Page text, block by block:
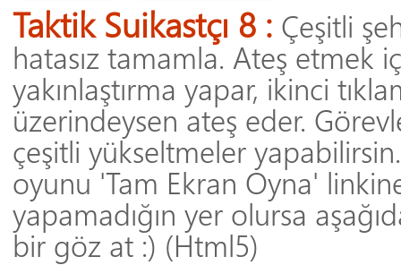
Taktik Suikastçı 8 : Çeşitli
hatasız tamamla. Ateş etmek
yakınlaştırma yapar, ikinci
üzerindeysen ateş eder.
çeşitli yükseltmeler yapabilirsin.
oyunu 'Tam Ekran Oyna'
yapamadığın yer olursa
bir göz at :) (Html5)